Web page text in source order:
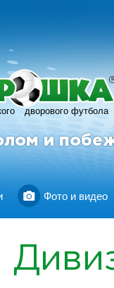
дворового футбола
R
и
Фото и видео